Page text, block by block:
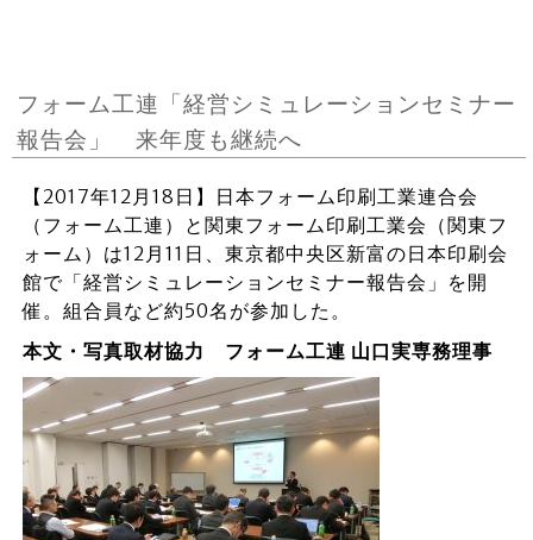
フォーム工連「経営シミュレーションセミナー
報告会」 来年度も継続へ
【2017年12月18日】日本フォーム印刷工業連合会
（フォーム工連）と関東フォーム印刷工業会（関東フ
ォーム）は12月11日、東京都中央区新富の日本印刷会
館で「経営シミュレーションセミナー報告会」を開
催。組合員など約50名が参加した。
本文・写真取材協力 フォーム工連 山口実専務理事